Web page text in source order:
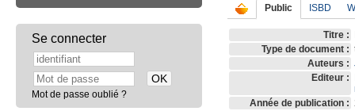
Public ISBD
Titre :
Type de document :
Auteurs :
Editeur :
Année de publication :
Se connecter
Mot de passe oublié ?